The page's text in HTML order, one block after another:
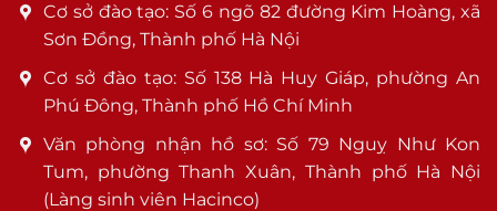
Cơ sở đào tạo: Số 6 ngõ 82 đường Kim Hoàng, xã
Sơn Đồng, Thành phố Hà Nội
Cơ sở đào tạo: Số 138 Hà Huy Giáp, phường An
Phú Đông, Thành phố Hồ Chí Minh
Văn phòng nhận hồ sơ: Số 79 Nguỵ Như Kon
Tum, phường Thanh Xuân, Thành phố Hà Nội
(Làng sinh viên Hacinco)